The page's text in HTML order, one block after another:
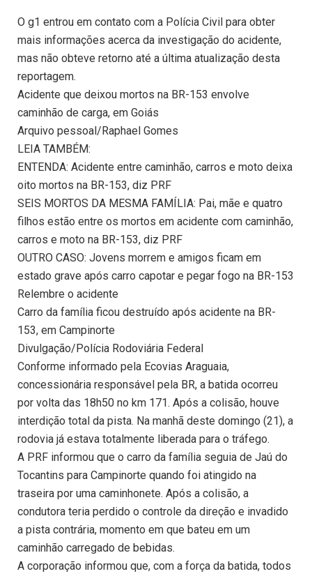
O g1 entrou em contato com a Polícia Civil para obter
mais informações acerca da investigação do acidente,
mas não obteve retorno até a última atualização desta
reportagem.
Acidente que deixou mortos na BR-153 envolve
caminhão de carga, em Goiás
Arquivo pessoal/Raphael Gomes
LEIA TAMBÉM:
ENTENDA: Acidente entre caminhão, carros e moto deixa
oito mortos na BR-153, diz PRF
SEIS MORTOS DA MESMA FAMÍLIA: Pai, mãe e quatro
filhos estão entre os mortos em acidente com caminhão,
carros e moto na BR-153, diz PRF
OUTRO CASO: Jovens morrem e amigos ficam em
estado grave após carro capotar e pegar fogo na BR-153
Relembre o acidente
Carro da família ficou destruído após acidente na BR-
153, em Campinorte
Divulgação/Polícia Rodoviária Federal
Conforme informado pela Ecovias Araguaia,
concessionária responsável pela BR, a batida ocorreu
por volta das 18h50 no km 171. Após a colisão, houve
interdição total da pista. Na manhã deste domingo (21), a
rodovia já estava totalmente liberada para o tráfego.
A PRF informou que o carro da família seguia de Jaú do
Tocantins para Campinorte quando foi atingido na
traseira por uma caminhonete. Após a colisão, a
condutora teria perdido o controle da direção e invadido
a pista contrária, momento em que bateu em um
caminhão carregado de bebidas.
A corporação informou que, com a força da batida, todos